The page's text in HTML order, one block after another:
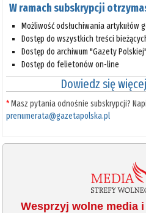
W ramach subskrypcji
Możliwość odsłuchiwania artykułów
Dostęp do wszystkich treści
Dostęp do archiwum "Gazety Polskiej"
Dostęp do felietonów on-line
Dowiedz się
*Masz pytania odnośnie subskrypcji?
prenumerata@gazetapolska.pl
Wesprzyj wolne media